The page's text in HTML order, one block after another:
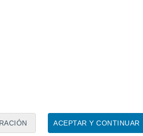
ACEPTAR Y CONTINUAR